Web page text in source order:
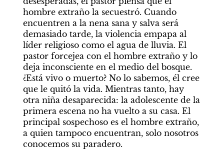
hombre extraño la secuestró. Cuando
encuentren a la nena sana y salva será
demasiado tarde, la violencia empapa al
líder religioso como el agua de lluvia. El
pastor forcejea con el hombre extraño y lo
deja inconsciente en el medio del bosque.
¿Está vivo o muerto? No lo sabemos, él cree
que le quitó la vida. Mientras tanto, hay
otra niña desaparecida: la adolescente de la
primera escena no ha vuelto a su casa. El
principal sospechoso es el hombre extraño,
a quien tampoco encuentran, solo nosotros
conocemos su paradero.